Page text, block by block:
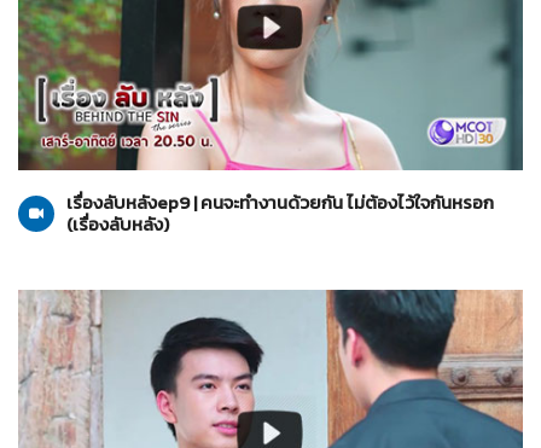
04-09-2564
เรื่องลับหลัง
เรื่องลับหลังep9 | คนจะทำงานด้วยกัน ไม่ต้องไว้ใจกันหรอก
(เรื่องลับหลัง)